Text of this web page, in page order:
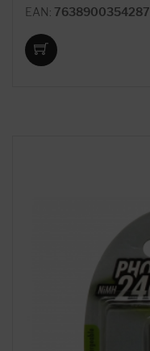
EAN: 7638900354287